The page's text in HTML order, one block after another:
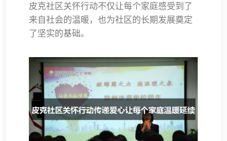
皮克社区关怀行动不仅让每个家庭感受到了
来自社会的温暖，也为社区的长期发展奠定
了坚实的基础。